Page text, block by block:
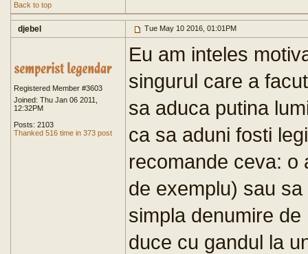
Back to top
djebel Tue May 10 2016, 01:01PM
Registered Member #3603
Joined: Thu Jan 06 2011,
12:32PM
Posts: 2103
Thanked 516 time in 373 post
Eu am inteles
singurul care a
sa aduca putina
ca sa aduni fosti
recomande ceva: o
de exemplu) sau
simpla denumire
duce cu gandul la